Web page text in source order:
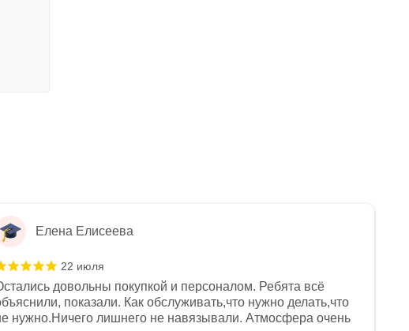
Елена Елисеева
22 июля
довольны покупкой и персоналом. Ребята всё
показали. Как обслуживать,что нужно делать,что
нужно.Ничего лишнего не навязывали. Атмосфера очень